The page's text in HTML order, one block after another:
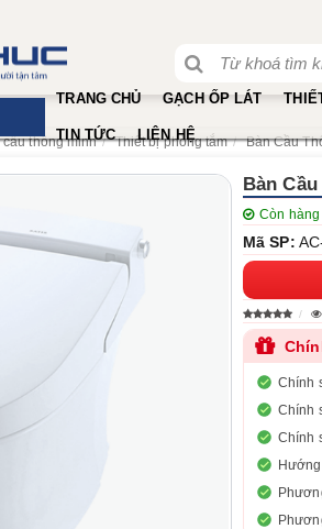
TRANG CHỦ GẠCH ỐP LÁT
TIN TỨC LIÊN HỆ
cầu thông minh Thiết bị phòng tắm Bàn Cầu
Bàn
Còn hàng
Mã SP:
Chính
Chính
Chính